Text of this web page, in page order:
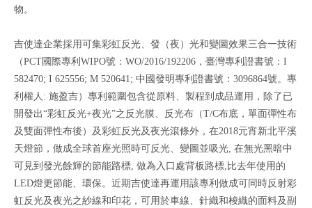
物。
吉使達企業採用可集彩虹反光、發（夜）光和變圖效果三合一技術
（PCT國際專利WIPO號：WO/2016/192206，臺灣專利證書號：I
582470; I 625556; M 520641; 中國發明專利證書號：3096864號。專
利權人: 施盈吉）專利範圍包含從原料、製程到成品運用，除了已
開發出“彩虹反光+夜光”之反光膜、反光布（T/C布底，單面彈性布
及雙面彈性布後）及彩虹反光及夜光滾條外，在2018元宵新北平溪
天燈節，做成全球首座光照時可反光、變圖並吸光, 在無光黑暗中
可見到發光餘輝的節能路標, 做為入口處背板路標,比去年使用的
LED燈更節能、環保。近期吉使達再運用該專利做成可同時反射彩
虹反光及夜光之紗線和印花，可用於車線、針織和梭織的面料及副